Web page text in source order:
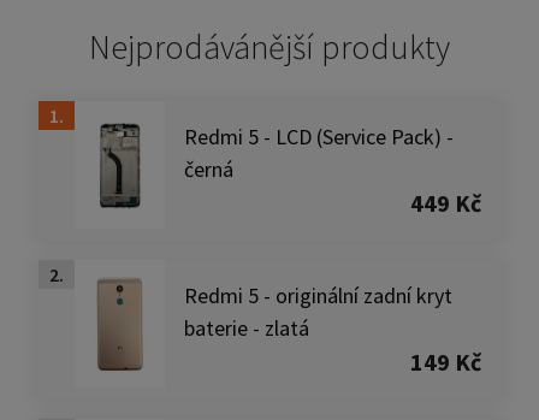
Nejprodávánější produkty
1.
Redmi 5 - LCD (Service Pack) -
černá
449 Kč
2.
Redmi 5 - originální zadní kryt
baterie - zlatá
149 Kč